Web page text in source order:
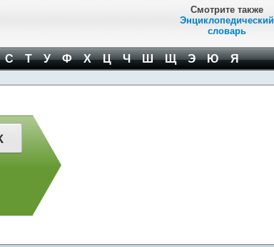
Смотрите также
Энциклопедический
словарь
С Т У Ф Х Ц Ч Ш Щ Э Ю Я